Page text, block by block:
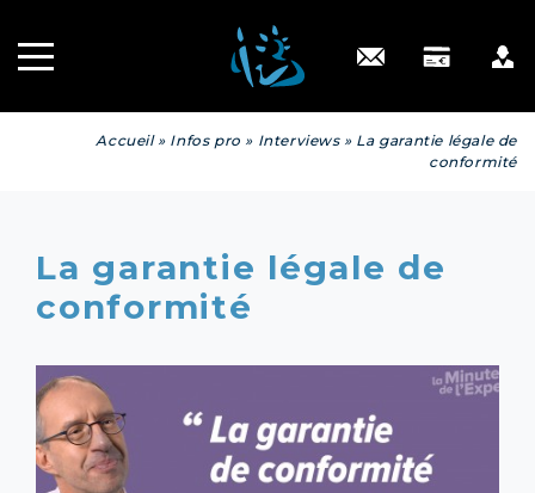
Engagé RSE
Contact
Accueil» Infos pro » Interviews» La garantie légale de
conformité
La garantie légale de
conformité